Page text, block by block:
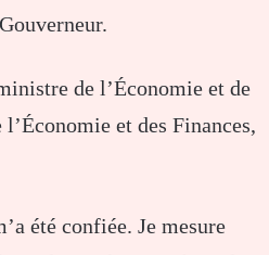
de l’Économie et de
et des Finances,
été confiée. Je mesure